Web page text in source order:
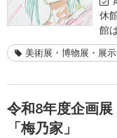
休
館
美術展・博物展・展
令和8年度企画
「梅乃家」